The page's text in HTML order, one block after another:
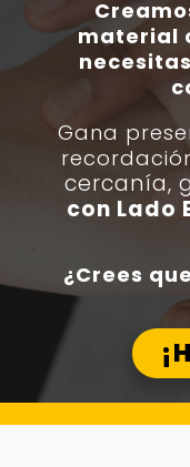
material
Gana
cercanía,
con Lado
¿Crees